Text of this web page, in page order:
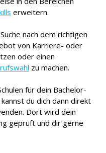
erweitern.
nach dem richtigen
von Karriere- oder
oder einen
zu machen.
für dein Bachelor-
du dich dann direkt
Dort wird dein
geprüft und dir gerne